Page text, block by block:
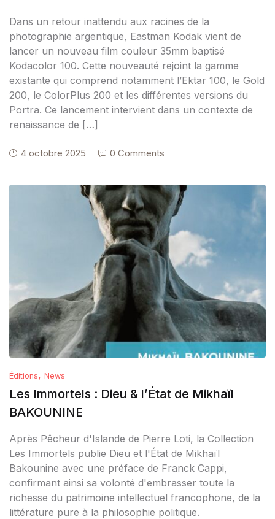
Dans un retour inattendu aux racines de la
photographie argentique, Eastman Kodak vient de
lancer un nouveau film couleur 35mm baptisé
Kodacolor 100. Cette nouveauté rejoint la gamme
existante qui comprend notamment l’Ektar 100, le Gold
200, le ColorPlus 200 et les différentes versions du
Portra. Ce lancement intervient dans un contexte de
renaissance de […]
4 octobre 2025 0 Comments
Éditions, News
Les Immortels : Dieu & l’État de Mikhaïl
BAKOUNINE
Après Pêcheur d'Islande de Pierre Loti, la Collection
Les Immortels publie Dieu et l'État de Mikhaïl
Bakounine avec une préface de Franck Cappi,
confirmant ainsi sa volonté d'embrasser toute la
richesse du patrimoine intellectuel francophone, de la
littérature pure à la philosophie politique.